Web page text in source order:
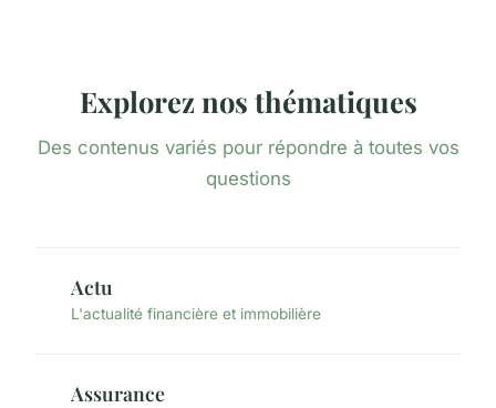
Explorez nos thématiques
Des contenus variés pour répondre à toutes vos
questions
Actu
L'actualité financière et immobilière
Assurance